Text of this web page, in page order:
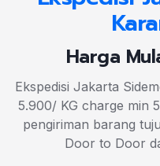
Harga
Ekspedisi Jakarta
5.900/ KG charge min
pengiriman barang
Door to Door